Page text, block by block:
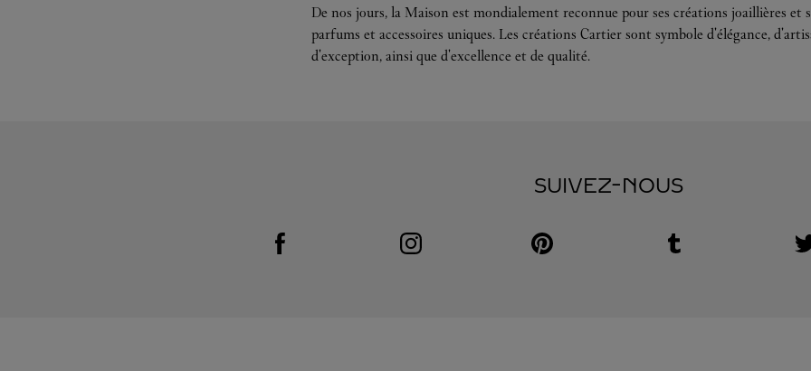
De nos jours, la Maison est mondialement reconnue pour ses créations joaillières et
parfums et accessoires uniques. Les créations Cartier sont symbole d'élégance,
d'exception, ainsi que d'excellence et de qualité.
SUIVEZ-NOUS
Visit us on Facebook
Link Opens in New Tab Visit us on Instagram
Link Opens in New Tab Visit us on Pinterest
Link Opens in New Tab Visit us on Tumblr
Link Opens in New Tab